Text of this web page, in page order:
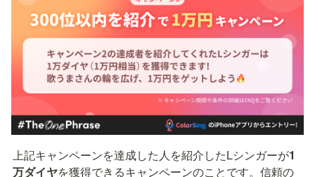
上記キャンペーンを達成した人を紹介したLシンガーが1
万ダイヤを獲得できるキャンペーンのことです。信頼の